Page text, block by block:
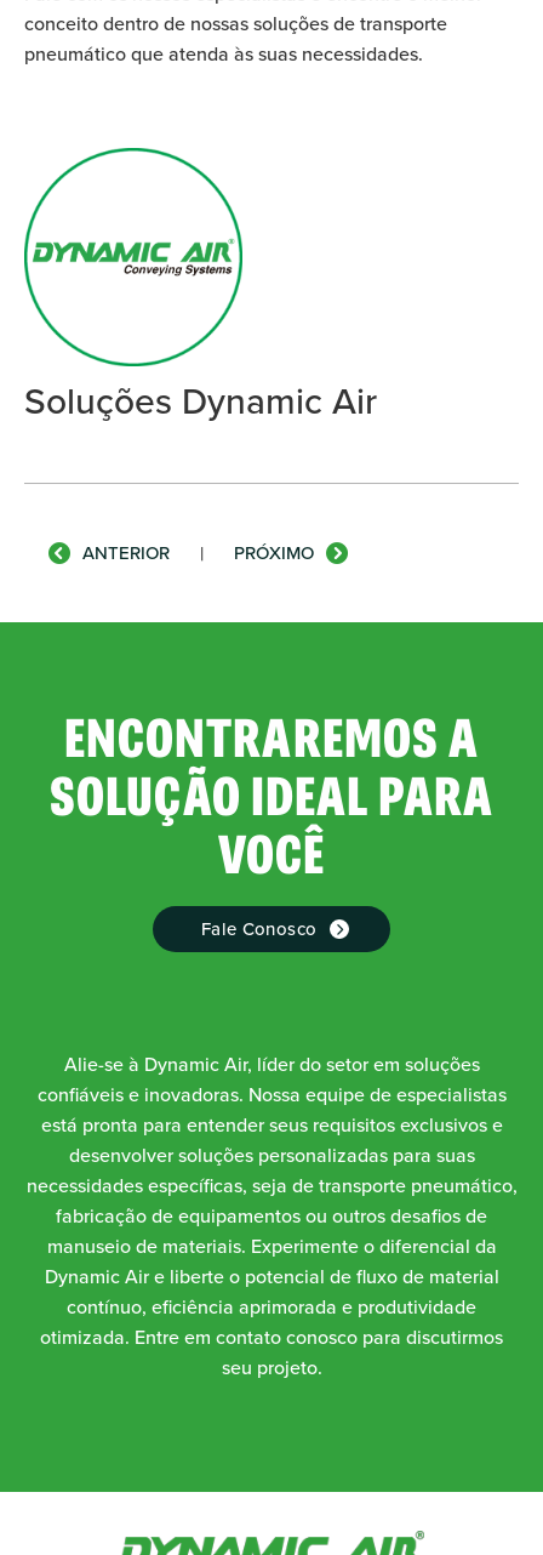
conceito dentro de nossas soluçõesde transporte
pneumático que atenda às suas necessidades.
Soluções Dynamic Air
ANTERIOR | PRÓXIMO
ENCONTRAREMOS A
SOLUÇÃO IDEAL PARA
VOCÊ
Fale Conosco
Alie-se à Dynamic Air, líder do setor em soluções
confiáveis e inovadoras. Nossa equipe de especialistas
está pronta para entender seus requisitos exclusivos e
desenvolver soluções personalizadas para suas
necessidades específicas, seja de transporte pneumático,
fabricação de equipamentos ou outros desafios de
manuseio de materiais. Experimente o diferencial da
Dynamic Air e liberte o potencial de fluxo de material
contínuo, eficiência aprimorada e produtividade
otimizada. Entre em contato conosco para discutirmos
seu projeto.